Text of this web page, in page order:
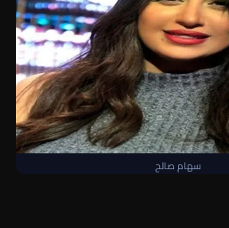
سهام صالح